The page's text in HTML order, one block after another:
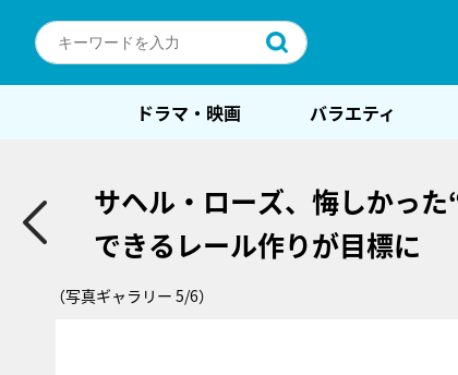
ドラマ・映画 バラエティ
サヘル・ローズ、悔しかっ
できるレール作りが目標に
（写真ギャラリー 5/6）